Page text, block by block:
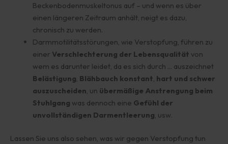
Beckenbodenmuskeltonus auf – und wenn es über
einen längeren Zeitraum anhält, neigt es dazu,
chronisch zu werden.
Darmmotilitätsstörungen, wie Verstopfung, führen zu
einer Verschlechterung der Lebensqualität von
wem es darunter leidet, da es sich durch ... auszeichnet
Belästigung, Blähbauch konstant, hart und schwer
auszuscheiden, un übermäßige Anstrengung beim
Stuhlgang was dennoch eine Gefühl der
unvollständigen Darmentleerung, usw.
Lassen Sie uns also sehen, was wir gegen Verstopfung tun